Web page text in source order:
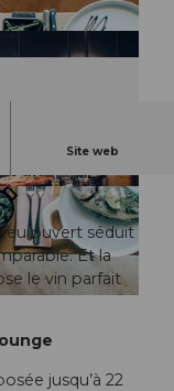
|CC-BY-NC-ND
Site web
la
une
ouvert séduit
Et la
le vin parfait
jusqu’à 22